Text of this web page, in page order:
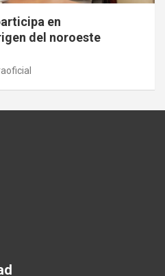
en
del noroeste